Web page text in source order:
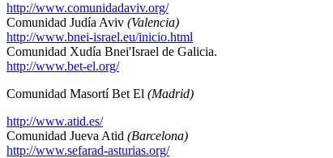
http://www.comunidadaviv.org/
Comunidad Judía Aviv (Valencia)
http://www.bnei-israel.eu/inicio.html
Comunidad Xudía Bnei'Israel de Galicia.
http://www.bet-el.org/
Comunidad Masortí Bet El (Madrid)
http://www.atid.es/
Comunidad Jueva Atid (Barcelona)
http://www.sefarad-asturias.org/